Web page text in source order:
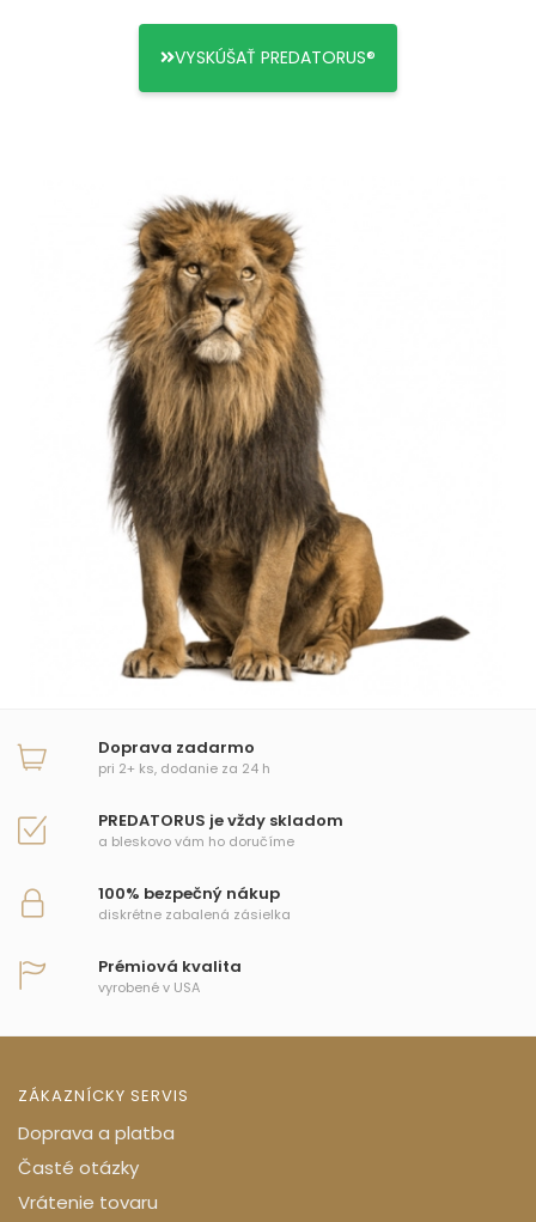
VYSKÚŠAŤ PREDATORUS®
Doprava zadarmo
pri 2+ ks, dodanie za 24 h
PREDATORUS je vždy skladom
a bleskovo vám ho doručíme
100% bezpečný nákup
diskrétne zabalená zásielka
Prémiová kvalita
vyrobené v USA
ZÁKAZNÍCKY SERVIS
Doprava a platba
Časté otázky
Vrátenie tovaru